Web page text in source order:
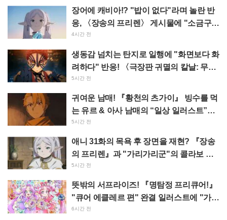
캐릭터 송이라니" 화제 만발
장어에 캐비아!? "밥이 없다"라며 놀란 반
응, 〈장송의 프리렌〉 게시물에 "소금구이
라니 일가견 있네" 반향
4시간 전
생동감 넘치는 탄지로 일행에 "화면보다 화
려하다" 반응! 〈극장판 귀멸의 칼날: 무한
성편 제1장 아카자재래〉의 특대 광고가
이케부쿠로에 등장해 큰 반향
5시간 전
귀여운 남매! 『황천의 츠가이』 빙수를 먹
는 유르 & 아사 남매의 “일상 일러스트”에
“너무 눈부셔서 사멸” “완전 커플이잖
아”라는 반응
5시간 전
애니 31화의 목욕 후 장면을 재현? 『장송
의 프리렌』과 "가리가리군"의 콜라보 사
진이 "머리카락 바스타올 감은 스타일"이
라며 화제
5시간 전
뜻밖의 서프라이즈! 『명탐정 프리큐어!』
"큐어 에클레르 편" 완결 일러스트에 "가슴
이 뭉클해진다", "제작진의 사랑이 느껴졌
6시간 전